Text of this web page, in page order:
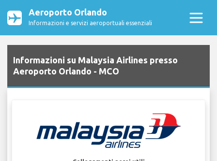
Aeroporto Orlando
Informazioni e servizi aeroportuali essenziali
Informazioni su Malaysia Airlines presso
Aeroporto Orlando - MCO